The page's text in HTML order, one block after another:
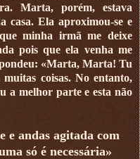
Marta, porém, estava
casa. Ela aproximou-se e
minha irmã me deixe
pois que ela venha me
«Marta, Marta! Tu
coisas. No entanto,
a melhor parte e esta não
e andas agitada com
só é necessária»